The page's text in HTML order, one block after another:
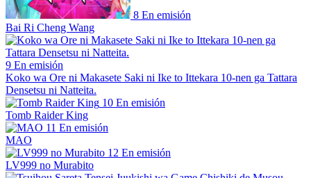
8 En emisión
Bai Ri Cheng Wang
9 En emisión
Koko wa Ore ni Makasete Saki ni Ike to Ittekara 10-nen ga Tattara
Densetsu ni Natteita.
10 En emisión
Tomb Raider King
11 En emisión
MAO
12 En emisión
LV999 no Murabito